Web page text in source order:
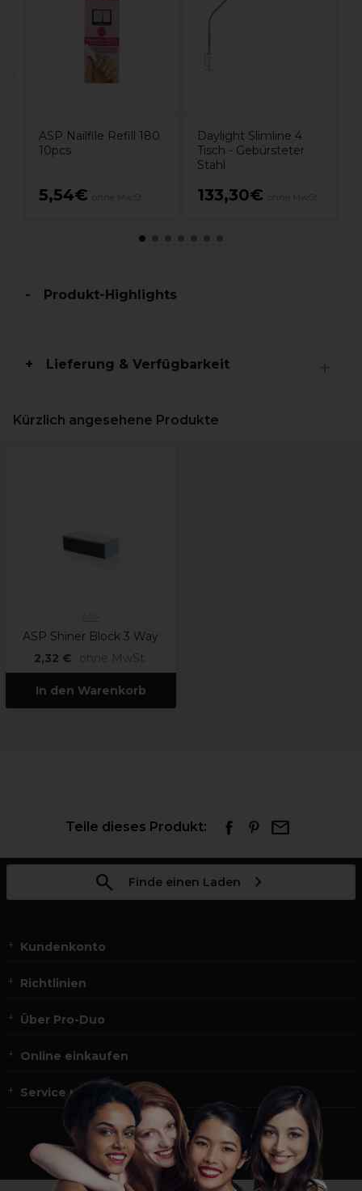
ASP Nailfile Refill 180
10pcs
5,54€
Daylight Slimline 4
Tisch - Gebürsteter
Stahl
133,30€
Produkt-Highlights
Lieferung & Verfügbarkeit
Kürzlich angesehene Produkte
ASP Shiner Block 3 Way
2,32 €
ohne MwSt.
In den Warenkorb
Teile dieses Produkt:
Finde einen Laden
Kundenkonto
Richtlinien
Über Pro-Duo
Online einkaufen
Service und Kontakt